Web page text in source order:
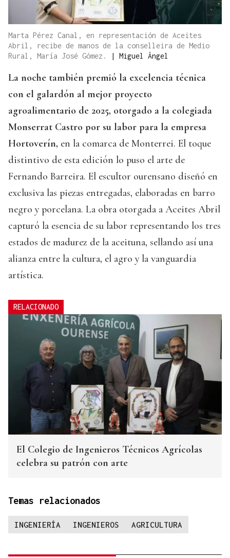
Marta Pérez Canal, en representación de Aceites
Abril, recibe de manos de la conselleira de Medio
Rural, María José Gómez.
| Miguel Ángel
La noche también premió la excelencia técnica
con el galardón al mejor proyecto
agroalimentario de 2025, otorgado a la colegiada
Monserrat Castro por su labor para la empresa
Hortoverín, en la comarca de Monterrei. El toque
distintivo de esta edición lo puso el arte de
Fernando Barreira. El escultor ourensano diseñó en
exclusiva las piezas entregadas, elaboradas en barro
negro y porcelana. La obra otorgada a Aceites Abril
capturó la esencia de su labor representando los tres
estados de madurez de la aceituna, sellando así una
alianza entre la cultura, el agro y la vanguardia
artística.
RELACIONADO
El Colegio de Ingenieros Técnicos Agrícolas
celebra su patrón con arte
Temas relacionados
INGENIERÍA INGENIEROS AGRICULTURA